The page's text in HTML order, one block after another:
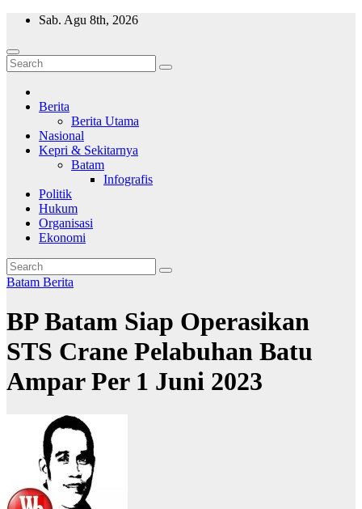
Skip
content
Sab. Agu 8th, 2026
Wajah Batam
CCTV nya kota Batam
Berita
Berita Utama
Nasional
Kepri & Sekitarnya
Batam
Infografis
Politik
Hukum
Organisasi
Ekonomi
Batam Berita
BP Batam Siap Operasikan
STS Crane Pelabuhan Batu
Ampar Per 1 Juni 2023